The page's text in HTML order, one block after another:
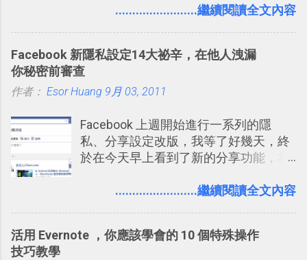
澱自己的使用方法，歸納出「 為什麼值
學。 2015/6/13 新增： 免費專案管理軟
體推薦！困難計畫簡單管理 13 種工具
2016 年新增 ： 如何將 Trello 切換到繁
2016/7/7 新增 ： 如何活用 Trello 記
帳？我的理財計畫心得與看板範本
2016/7/13 新增： 如何將網頁資料快速
2016/8 新增： Trello 開放「強化功能」
2016/8 新增 ： Trello 卡片自訂欄位密
技！最想要的強大 Trello 客製化範例教
短期記憶變成長期記憶。 舉例來說我今
強；然後下次快要忘記可能變成相隔一
個禮拜，這時再次複習，就能把記憶強
化，讓記憶延長到可能半個月；那時候
來一個月的記憶長度！就這樣反覆慢慢
拉長時間練習，就能讓一個東西成為腦
海中更深刻的記憶。 問題是，當我們一
要準備數百個考試問題時，自己手動進
練習的記憶卡片，自動規劃要延期複習
........................繼續閱讀全文內容
Facebook 新隱私設定14大祕辛，在他人洩漏
你秘密前審查
作者： Esor Huang 9月 03, 2011
Facebook 上週開始進行一系列的隱
私、分享設定改版，我等了好幾天，終
於在今天早上看到了新的分享功能，相
用新版的分享功能與隱私設定。 嚴格來
置。不過有一項很實用的設定是新增
........................繼續閱讀全文內容
活用 Evernote ，你應該學會的 10 個特殊操作
技巧教學